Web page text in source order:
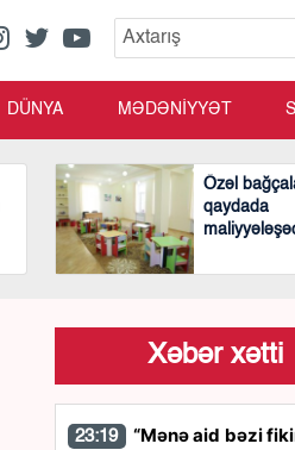
DÜNYA MƏDƏNİYYƏT
Özəl
qaydada
Xəbər xətti
23:19